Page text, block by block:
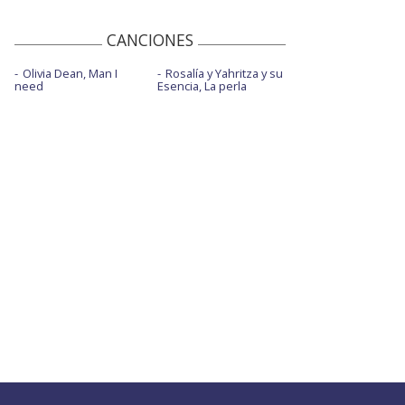
CANCIONES
Olivia Dean, Man I
need
Rosalía y Yahritza y su
Esencia, La perla